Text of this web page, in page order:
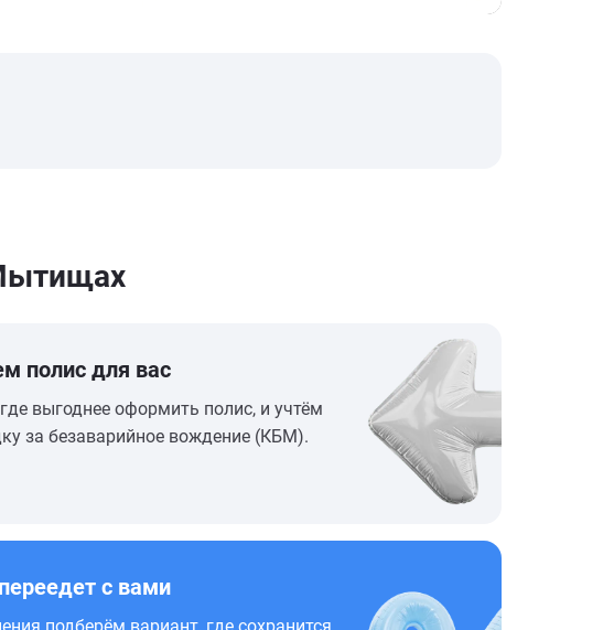
полис для вас
выгоднее оформить полис, и учтём
за безаварийное вождение (КБМ).
с вами
подберём вариант, где сохранится